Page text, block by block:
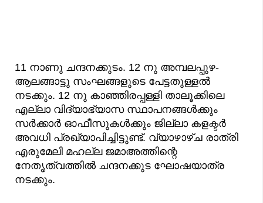
11 നാണു ചന്ദനക്കുടം. 12 നു അമ്പലപ്പുഴ-
ആലങ്ങാട്ടു സംഘങ്ങളുടെ പേട്ടതുള്ളൽ
നടക്കും. 12 നു കാഞ്ഞിരപ്പള്ളി താലൂക്കിലെ
എല്ലാ വിദ്യാഭ്യാസ സ്ഥാപനങ്ങൾക്കും
സർക്കാർ ഓഫീസുകൾക്കും ജില്ലാ കളക്ടർ
അവധി പ്രഖ്യാപിച്ചിട്ടുണ്ട്. വ്യാഴാഴ്ച രാത്രി
എരുമേലി മഹല്ല ജമാഅത്തിന്റെ
നേതൃത്വത്തില്‍ ചന്ദനക്കുട ഘോഷയാത്ര
നടക്കും.